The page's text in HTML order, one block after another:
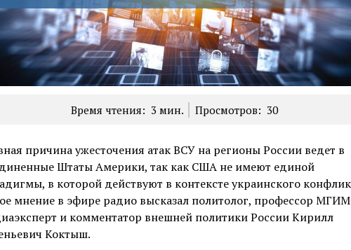
Время чтения: 3 мин. Просмотров: 30
причина ужесточения атак ВСУ на регионы России ведет в
Штаты Америки, так как США не имеют единой
в которой действуют в контексте украинского
мнение в эфире радио высказал политолог, профессор
и комментатор внешней политики России Кирилл
Коктыш.